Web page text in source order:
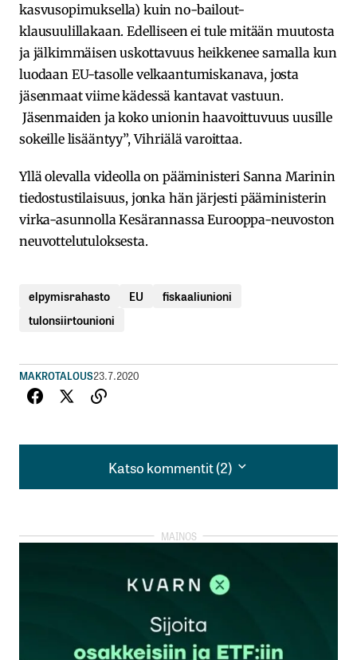
kasvusopimuksella) kuin no-bailout-
klausuulillakaan. Edelliseen ei tule mitään muutosta
ja jälkimmäisen uskottavuus heikkenee samalla kun
luodaan EU-tasolle velkaantumiskanava, josta
jäsenmaat viime kädessä kantavat vastuun.
Jäsenmaiden ja koko unionin haavoittuvuus uusille
sokeille lisääntyy”, Vihriälä varoittaa.
Yllä olevalla videolla on pääministeri Sanna Marinin
tiedostustilaisuus, jonka hän järjesti pääministerin
virka-asunnolla Kesärannassa Eurooppa-neuvoston
neuvottelutuloksesta.
elpymisrahasto EU
fiskaaliunioni
tulonsiirtounioni
MAKROTALOUS23.7.2020
Katso kommentit (2)
Katso kommentit (2)
Jari Kejonen
Santtu ei oo kauheen paljon kiinnostunut